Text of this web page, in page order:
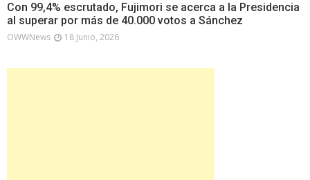
Con 99,4% escrutado, Fujimori se acerca a la Presidencia
al superar por más de 40.000 votos a Sánchez
OWWNews 18 Junio, 2026